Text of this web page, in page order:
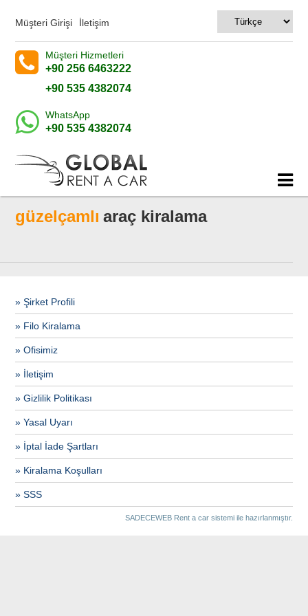
Müşteri Hizmetleri
+90 256 6463222
+90 535 4382074
WhatsApp
+90 535 4382074
Müşteri Girişi İletişim
güzelçamlı araç kiralama
» Şirket Profili
» Filo Kiralama
» Ofisimiz
» İletişim
» Gizlilik Politikası
» Yasal Uyarı
» İptal İade Şartları
» Kiralama Koşulları
» SSS
SADECEWEB Rent a carsistemi ile hazırlanmıştır.